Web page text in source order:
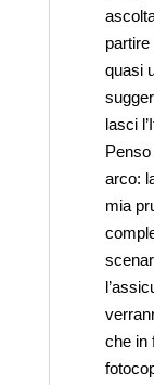
quasi
lasci
arco:
mia
che in